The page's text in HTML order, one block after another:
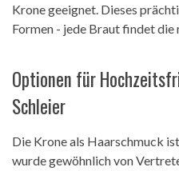
Krone geeignet. Dieses
Formen - jede Braut findet
Optionen für
Schleier
Die Krone als Haarschmuck
wurde gewöhnlich von